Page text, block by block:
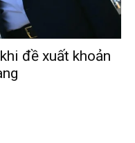
đề xuất khoản